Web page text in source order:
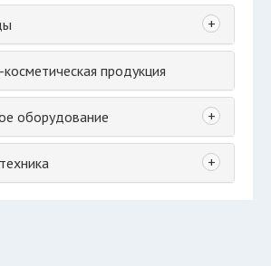
+
продукция
оборудование +
+